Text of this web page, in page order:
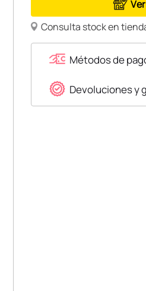
Consulta stock en
Métodos de
Devoluciones y